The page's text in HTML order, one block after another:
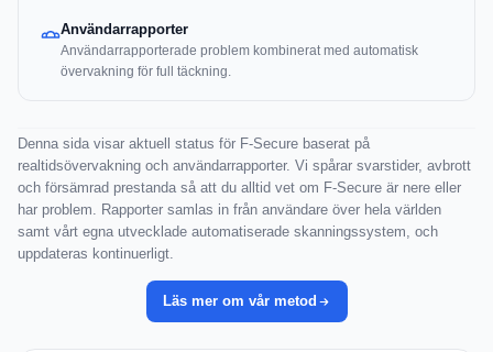
Användarrapporter
Användarrapporterade problem kombinerat med automatisk
övervakning för full täckning.
Denna sida visar aktuell status för F-Secure baserat på
realtidsövervakning och användarrapporter. Vi spårar svarstider, avbrott
och försämrad prestanda så att du alltid vet om F-Secure är nere eller
har problem. Rapporter samlas in från användare över hela världen
samt vårt egna utvecklade automatiserade skanningssystem, och
uppdateras kontinuerligt.
Läs mer om vår metod